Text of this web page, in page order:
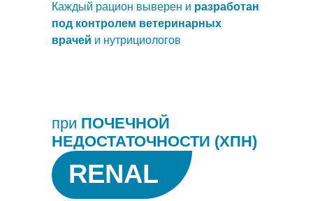
Каждый рацион выверен и разработан
под контролем ветеринарных
врачей и нутрициологов
при ПОЧЕЧНОЙ
НЕДОСТАТОЧНОСТИ (ХПН)
RENAL